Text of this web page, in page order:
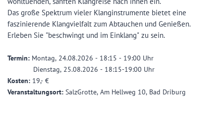
Das große Spektrum vieler Klanginstrumente bietet eine
faszinierende Klangvielfalt zum Abtauchen und Genießen.
Erleben Sie "beschwingt und im Einklang" zu sein.
Termin: Montag, 24.08.2026 - 18:15 - 19:00 Uhr
Dienstag, 25.08.2026 - 18:15-19:00 Uhr
Kosten: 19,- €
Veranstaltungsort: SalzGrotte, Am Hellweg 10, Bad Driburg